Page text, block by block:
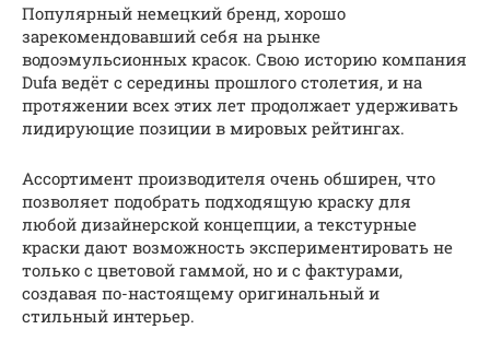
Популярный немецкий бренд, хорошо
зарекомендовавший себя на рынке
водоэмульсионных красок. Свою историю компания
Dufa ведёт с середины прошлого столетия, и на
протяжении всех этих лет продолжает удерживать
лидирующие позиции в мировых рейтингах.
Ассортимент производителя очень обширен, что
позволяет подобрать подходящую краску для
любой дизайнерской концепции, а текстурные
краски дают возможность экспериментировать не
только с цветовой гаммой, но и с фактурами,
создавая по-настоящему оригинальный и
стильный интерьер.